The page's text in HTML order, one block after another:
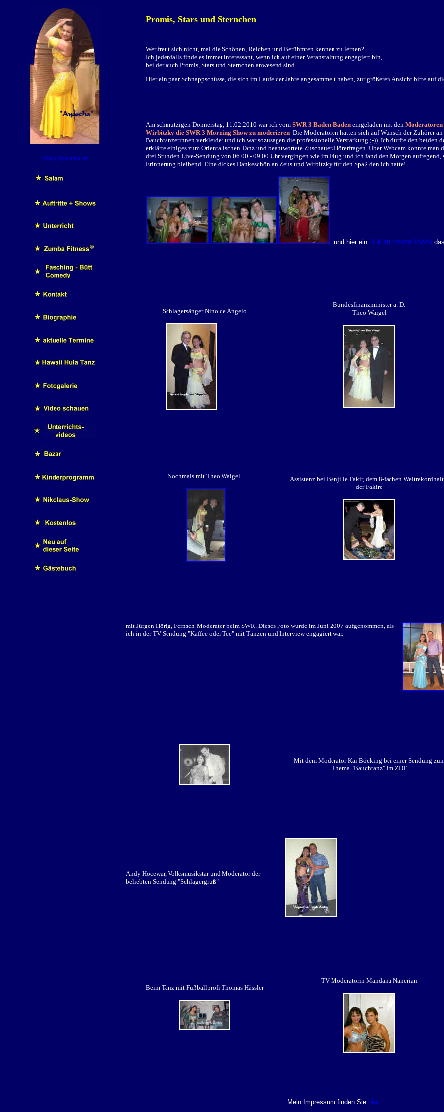
info@Ayascha.de
Promis, Stars und Sternchen
Wer freut sich nicht, mal die Schönen, Reichen und Berühmten kennen zu lernen?
Ich jedenfalls finde es immer interessant, wenn ich auf einer Veranstaltung engagiert bin,
bei der auch Promis, Stars und Sternchen anwesend sind.
Hier ein paar Schnappschüsse, die sich im Laufe der Jahre angesammelt haben, zur größeren Ansicht bitte auf
Am schmutzigen Donnerstag, 11.02.2010 war ich vom SWR 3 Baden-Baden eingeladen mit den Moderatoren
Wirbitzky die SWR 3 Morning Show zu moderieren. Die Moderatoren hatten sich auf Wunsch der Zuhörer
Bauchtänzerinnen verkleidet und ich war sozusagen die professionelle Verstärkung ;-)) Ich durfte den beiden
erklärte einiges zum Orientalischen Tanz und beantwortete Zuschauer/Hörerfragen. Über Webcam konnte man
drei Stunden Live-Sendung von 06.00 - 09.00 Uhr vergingen wie im Flug und ich fand den Morgen aufregend,
Erinnerung bleibend. Eine dickes Dankeschön an Zeus und Wirbitzky für den Spaß den ich hatte!
und hier ein Link zu einem Video
Schlagersänger Nino de Angelo
Bundesfinanzminister a. D.
Theo Waigel
Nochmals mit Theo Waigel
Assistenz bei Benji le Fakir, dem 8-fachen
der Fakire
mit Jürgen Hörig, Fernseh-Moderator beim SWR. Dieses Foto wurde im Juni 2007 aufgenommen, als
ich in der TV-Sendung "Kaffee oder Tee" mit Tänzen und Interview engagiert war.
Mit dem Moderator Kai Böcking bei einer Sendung
Thema "Bauchtanz" im ZDF
Andy Hocewar, Volksmusikstar und Moderator der
beliebten Sendung "Schlagergruß"
Beim Tanz mit Fußballprofi Thomas Hässler
TV-Moderatorin Mandana Nanerian
Mein Impressum finden Sie hier